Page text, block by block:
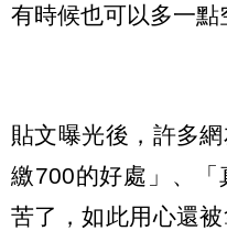
有時候也可以多一點
貼文曝光後，許多
繳700的好處」、
苦了，如此用心還